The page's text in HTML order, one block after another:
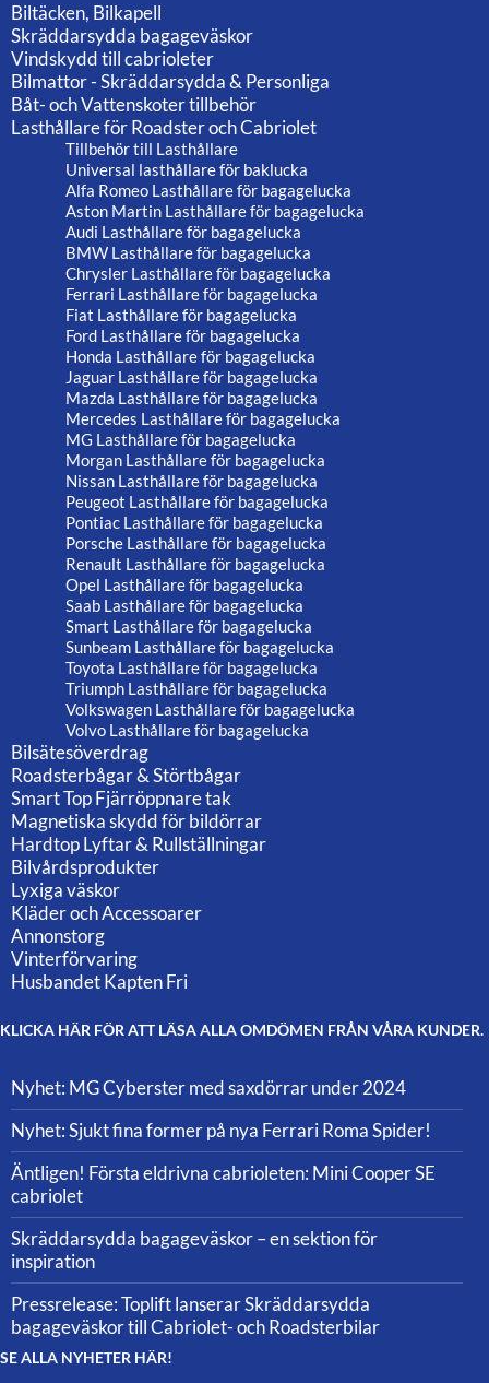
Biltäcken, Bilkapell
Skräddarsydda bagageväskor
Vindskydd till cabrioleter
Bilmattor - Skräddarsydda & Personliga
Båt- och Vattenskoter tillbehör
Lasthållare för Roadster och Cabriolet
Tillbehör till Lasthållare
Universal lasthållare för baklucka
Alfa Romeo Lasthållare för bagagelucka
Aston Martin Lasthållare för bagagelucka
Audi Lasthållare för bagagelucka
BMW Lasthållare för bagagelucka
Chrysler Lasthållare för bagagelucka
Ferrari Lasthållare för bagagelucka
Fiat Lasthållare för bagagelucka
Ford Lasthållare för bagagelucka
Honda Lasthållare för bagagelucka
Jaguar Lasthållare för bagagelucka
Mazda Lasthållare för bagagelucka
Mercedes Lasthållare för bagagelucka
MG Lasthållare för bagagelucka
Morgan Lasthållare för bagagelucka
Nissan Lasthållare för bagagelucka
Peugeot Lasthållare för bagagelucka
Pontiac Lasthållare för bagagelucka
Porsche Lasthållare för bagagelucka
Renault Lasthållare för bagagelucka
Opel Lasthållare för bagagelucka
Saab Lasthållare för bagagelucka
Smart Lasthållare för bagagelucka
Sunbeam Lasthållare för bagagelucka
Toyota Lasthållare för bagagelucka
Triumph Lasthållare för bagagelucka
Volkswagen Lasthållare för bagagelucka
Volvo Lasthållare för bagagelucka
Bilsätesöverdrag
Roadsterbågar & Störtbågar
Smart Top Fjärröppnare tak
Magnetiska skydd för bildörrar
Hardtop Lyftar & Rullställningar
Bilvårdsprodukter
Lyxiga väskor
Kläder och Accessoarer
Annonstorg
Vinterförvaring
Husbandet Kapten Fri
KLICKA HÄR FÖR ATT LÄSA ALLA OMDÖMEN FRÅN VÅRA KUNDER.
Nyhet: MG Cyberster med saxdörrar under 2024
Nyhet: Sjukt fina former på nya Ferrari Roma Spider!
Äntligen! Första eldrivna cabrioleten: Mini Cooper SE
cabriolet
Skräddarsydda bagageväskor – en sektion för
inspiration
Pressrelease: Toplift lanserar Skräddarsydda
bagageväskor till Cabriolet- och Roadsterbilar
SE ALLA NYHETER HÄR!